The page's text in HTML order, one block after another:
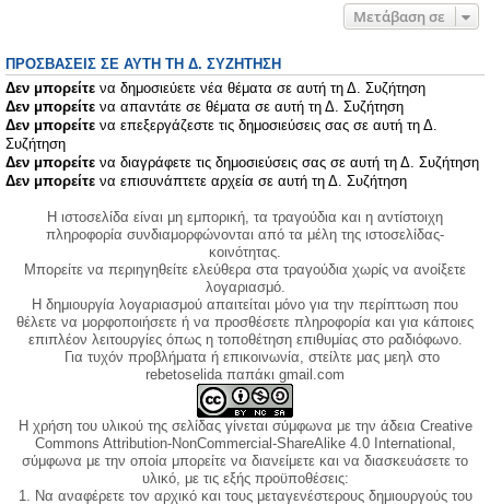
Μετάβαση σε
ΠΡΟΣΒΆΣΕΙΣ ΣΕ ΑΥΤΉ ΤΗ Δ. ΣΥΖΉΤΗΣΗ
Δεν μπορείτε να δημοσιεύετε νέα θέματα σε αυτή τη Δ. Συζήτηση
Δεν μπορείτε να απαντάτε σε θέματα σε αυτή τη Δ. Συζήτηση
Δεν μπορείτε να επεξεργάζεστε τις δημοσιεύσεις σας σε αυτή τη Δ.
Συζήτηση
Δεν μπορείτε να διαγράφετε τις δημοσιεύσεις σας σε αυτή τη Δ. Συζήτηση
Δεν μπορείτε να επισυνάπτετε αρχεία σε αυτή τη Δ. Συζήτηση
Η ιστοσελίδα είναι μη εμπορική, τα τραγούδια και η αντίστοιχη
πληροφορία συνδιαμορφώνονται από τα μέλη της ιστοσελίδας-
κοινότητας.
Μπορείτε να περιηγηθείτε ελεύθερα στα τραγούδια χωρίς να ανοίξετε
λογαριασμό.
Η δημιουργία λογαριασμού απαιτείται μόνο για την περίπτωση που
θέλετε να μορφοποιήσετε ή να προσθέσετε πληροφορία και για κάποιες
επιπλέον λειτουργίες όπως η τοποθέτηση επιθυμίας στο ραδιόφωνο.
Για τυχόν προβλήματα ή επικοινωνία, στείλτε μας μεηλ στο
rebetoselida παπάκι gmail.com
Η χρήση του υλικού της σελίδας γίνεται σύμφωνα με την άδεια Creative
Commons Attribution-NonCommercial-ShareAlike 4.0 International,
σύμφωνα με την οποία μπορείτε να διανείμετε και να διασκευάσετε το
υλικό, με τις εξής προϋποθέσεις:
1. Να αναφέρετε τον αρχικό και τους μεταγενέστερους δημιουργούς του